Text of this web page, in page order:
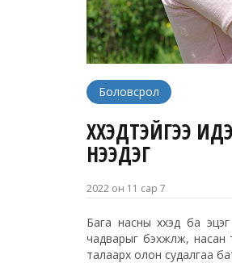
Боловсрол
ХҮҮХЭДТЭЙГЭЭ
НЭЭДЭГ
2022 он 11 сар 7
Бага насны хүүхэд ба
чадварыг бэхжүүлж, насан
талаарх олон судалгаа